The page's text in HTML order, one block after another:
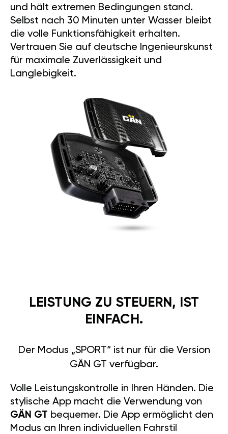
und hält extremen Bedingungen stand.
Selbst nach 30 Minuten unter Wasser bleibt
die volle Funktionsfähigkeit erhalten.
Vertrauen Sie auf deutsche Ingenieurskunst
für maximale Zuverlässigkeit und
Langlebigkeit.
LEISTUNG ZU STEUERN, IST
EINFACH.
Der Modus „SPORT“ ist nur für die Version
GÄN GT verfügbar.
Volle Leistungskontrolle in Ihren Händen. Die
stylische App macht die Verwendung von
GÄN GT bequemer. Die App ermöglicht den
Modus an Ihren individuellen Fahrstil